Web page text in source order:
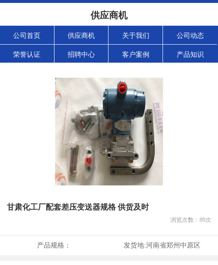
供应商机
公司首页 供应商机 关于我们 公司动态
荣誉认证 招聘中心 客户案例 产品知识
甘肃化工厂配套差压变送器规格 供货及时
浏览次数： 89次
产品规格： 发货地:河南省郑州中原区